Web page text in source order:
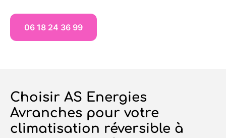
06 18 24 36 99
Choisir AS Energies
Avranches pour votre
climatisation réversible à